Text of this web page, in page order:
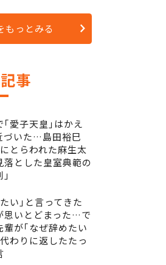
もっとみる
事
｢愛子天皇｣はかえ
づいた…島田裕巳
とらわれた麻生太
落とした皇室典範の
｣
い｣と言ってきた
思いとどまった…で
輩が｢なぜ辞めたい
わりに返したたっ